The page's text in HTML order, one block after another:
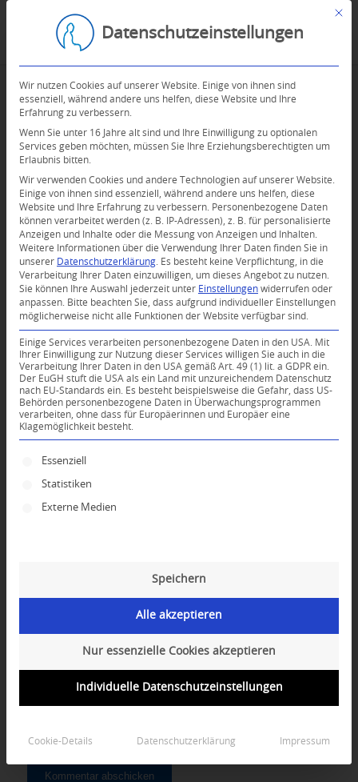
0
KOMMENTARE
Dein Kommentar
An Diskussion beteiligen?
Hinterlassen Sie uns Ihren Kommentar!
Mit
Datenschutzeinstellungen
Wir nutzen Cookies auf unserer Website. Einige von ihnen sind
essenziell, während andere uns helfen, diese Website und Ihre
Erfahrung zu verbessern.
Wenn Sie unter 16 Jahre alt sind und Ihre Einwilligung zu optionalen
Services geben möchten, müssen Sie Ihre Erziehungsberechtigten um
Erlaubnis bitten.
Wir verwenden Cookies und andere Technologien auf unserer Website.
Einige von ihnen sind essenziell, während andere uns helfen, diese
Website und Ihre Erfahrung zu verbessern.
Personenbezogene Daten
können verarbeitet werden (z. B. IP-Adressen), z. B. für personalisierte
Anzeigen und Inhalte oder die Messung von Anzeigen und Inhalten.
Weitere Informationen über die Verwendung Ihrer Daten finden Sie in
unserer Datenschutzerklärung
Es besteht keine Verpflichtung, in die
Verarbeitung Ihrer Daten einzuwilligen, um dieses Angebot zu nutzen.
Sie können Ihre Auswahl jederzeit unter Einstellungen widerrufen oder
anpassen.
Bitte beachten Sie, dass aufgrund individueller Einstellungen
möglicherweise nicht alle Funktionen der Website verfügbar sind.
Einige Services verarbeiten personenbezogene Daten in den USA. Mit
Ihrer Einwilligung zur Nutzung dieser Services willigen Sie auch in die
Verarbeitung Ihrer Daten in den USA gemäß Art. 49 (1) lit. a GDPR ein.
Der EuGH stuft die USA als ein Land mit unzureichendem Datenschutz
nach EU-Standards ein. Es besteht beispielsweise die Gefahr, dass US-
Behörden personenbezogene Daten in Überwachungsprogrammen
verarbeiten, ohne dass für Europäerinnen und Europäer eine
Klagemöglichkeit besteht.
Es folgt eine Liste der Service-Gruppen, für die
Essenziell
Statistiken
Externe Medien
Speichern
Alle akzeptieren
Nur essenzielle Cookies akzeptieren
Individuelle Datenschutzeinstellungen
Cookie-Details Datenschutzerklärung Impressum